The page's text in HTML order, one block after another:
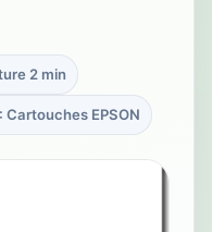
2 min
Cartouches EPSON